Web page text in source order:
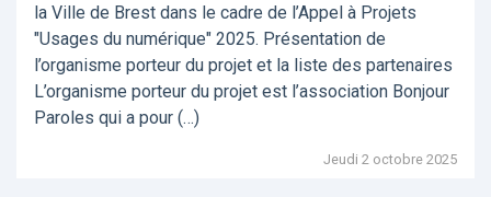
la Ville de Brest dans le cadre de l’Appel à Projets
"Usages du numérique" 2025. Présentation de
l’organisme porteur du projet et la liste des partenaires
L’organisme porteur du projet est l’association Bonjour
Paroles qui a pour (…)
Jeudi 2 octobre 2025